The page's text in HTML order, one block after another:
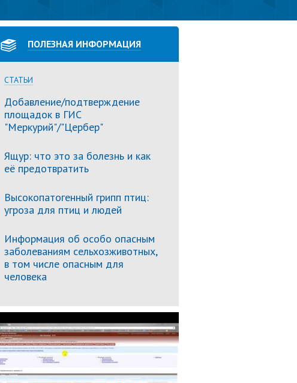
ПОЛЕЗНАЯ ИНФОРМАЦИЯ
СТАТЬИ
Добавление/подтверждение
площадок в ГИС
"Меркурий"/"Цербер"
Ящур: что это за болезнь и как
её предотвратить
Высокопатогенный грипп птиц:
угроза для птиц и людей
Информация об особо опасным
заболеваниям сельхозживотных,
в том числе опасным для
человека